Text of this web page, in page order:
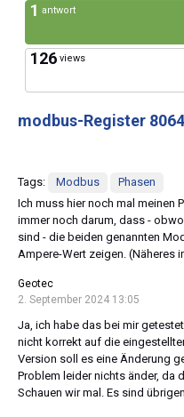
1 antwort
126 views
modbus-Register
Tags: Modbus
Phasen
Ich muss hier noch mal meinen
immer noch darum, dass -
sind - die beiden genannten
Ampere-Wert zeigen. (Näheres
Geotec
2. September 2024 13:05
Ja, ich habe das bei mir
nicht korrekt auf die
Version soll es eine Änderung
Problem leider nichts änder, da
Schauen wir mal. Es sind